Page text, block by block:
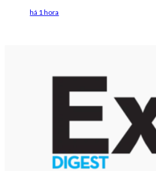
há 1 hora